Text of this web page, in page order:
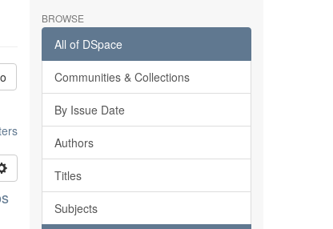
BROWSE
All of DSpace
Communities & Collections
By Issue Date
Authors
Titles
Subjects